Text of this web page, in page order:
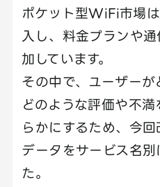
ポケット型WiFi市場
入し、料金プランや
加しています。
その中で、ユーザーが
どのような評価や不
らかにするため、今
データをサービス名
た。